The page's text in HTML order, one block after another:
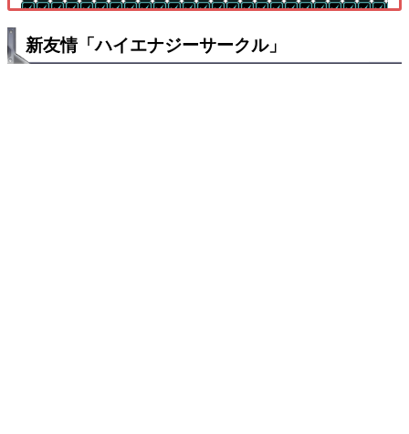
新友情「ハイエナジーサークル」